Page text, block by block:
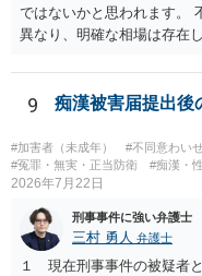
ではないかと思われます。
異なり、明確な相場は存在
方、相手方に資力がなけれ
意ください。 より詳細に
9 痴漢被害届提出後
#加害者（未成年） #不同意わい
#冤罪・無実・正当防衛
#痴漢・
2026年7月22日
刑事事件に強い弁護士
三村 勇人 弁護士
１ 現在刑事事件の被疑者